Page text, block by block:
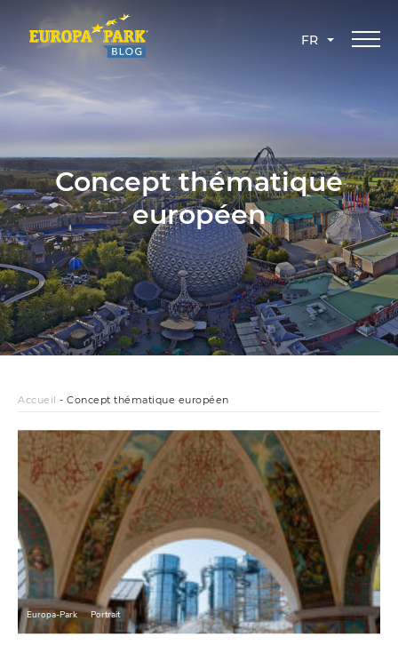
FR
Concept thématique
européen
Accueil - Concept thématique européen
Europa-Park Portrait